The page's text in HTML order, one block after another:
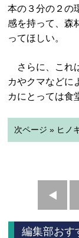
本の３分の２の
感を持って、森
ってほしい。
さらに、これ
カやクマなどに
カにとっては食
次ページ » ヒノ
へ
編集部おす